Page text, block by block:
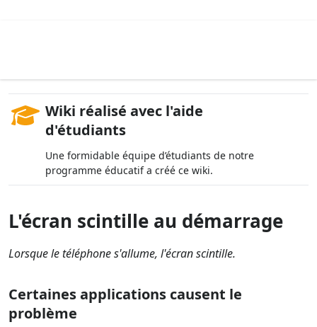
Wiki réalisé avec l'aide
d'étudiants
Une formidable équipe d’étudiants de notre
programme éducatif a créé ce wiki.
L'écran scintille au démarrage
Lorsque le téléphone s'allume, l'écran scintille.
Certaines applications causent le
problème